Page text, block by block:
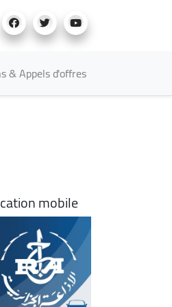
& Appels d'offres
mobile